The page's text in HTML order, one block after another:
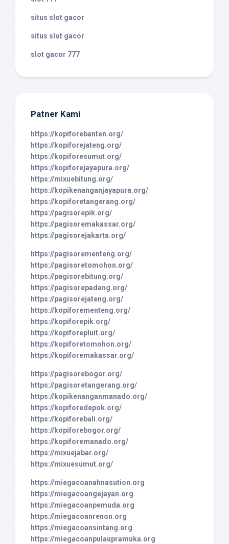
situs slot gacor
situs slot gacor
slot gacor 777
Patner Kami
https://kopiforebanten.org/
https://kopiforejateng.org/
https://kopiforesumut.org/
https://kopiforejayapura.org/
https://mixuebitung.org/
https://kopikenanganjayapura.org/
https://kopiforetangerang.org/
https://pagisorepik.org/
https://pagisoremakassar.org/
https://pagisorejakarta.org/
https://pagisorementeng.org/
https://pagisoretomohon.org/
https://pagisorebitung.org/
https://pagisorepadang.org/
https://pagisorejateng.org/
https://kopiforementeng.org/
https://kopiforepik.org/
https://kopiforepluit.org/
https://kopiforetomohon.org/
https://kopiforemakassar.org/
https://pagisorebogor.org/
https://pagisoretangerang.org/
https://kopikenanganmanado.org/
https://kopiforedepok.org/
https://kopiforebali.org/
https://kopiforebogor.org/
https://kopiforemanado.org/
https://mixuejabar.org/
https://mixuesumut.org/
https://miegacoanahnasution.org
https://miegacoangejayan.org
https://miegacoanpemuda.org
https://miegacoanrenon.org
https://miegacoansintang.org
https://miegacoanpulaupramuka.org